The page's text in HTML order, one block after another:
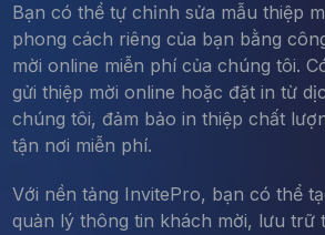
Bạn có thể tự chỉnh sửa mẫu thiệp
phong cách riêng của bạn bằng
mời online miễn phí của chúng tôi.
gửi thiệp mời online hoặc đặt in từ
chúng tôi, đảm bảo in thiệp chất
tận nơi miễn phí.
Với nền tảng InvitePro, bạn có thể
quản lý thông tin khách mời, lưu trữ